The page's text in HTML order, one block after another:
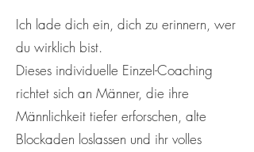
Ich lade dich ein, dich zu erinnern, wer
du wirklich bist.
Dieses individuelle Einzel-Coaching
richtet sich an Männer, die ihre
Männlichkeit tiefer erforschen, alte
Blockaden loslassen und ihr volles